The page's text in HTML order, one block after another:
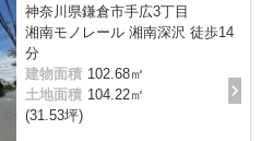
神奈川県鎌倉市手広3丁目
湘南モノレール 湘南深沢 徒歩14
分
建物面積 102.68㎡
土地面積 104.22㎡
(31.53坪)